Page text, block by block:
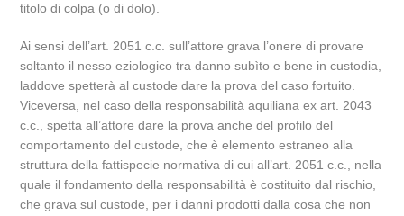
titolo di colpa (o di dolo).
Ai sensi dell’art. 2051 c.c. sull’attore grava l’onere di provare
soltanto il nesso eziologico tra danno subìto e bene in custodia,
laddove spetterà al custode dare la prova del caso fortuito.
Viceversa, nel caso della responsabilità aquiliana ex art. 2043
c.c., spetta all’attore dare la prova anche del profilo del
comportamento del custode, che è elemento estraneo alla
struttura della fattispecie normativa di cui all’art. 2051 c.c., nella
quale il fondamento della responsabilità è costituito dal rischio,
che grava sul custode, per i danni prodotti dalla cosa che non